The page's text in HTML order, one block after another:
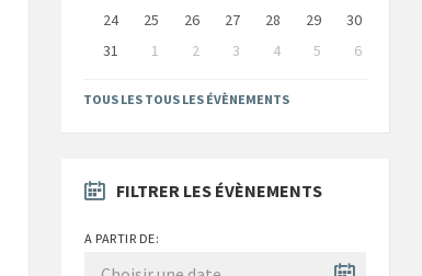
24
25 26 27 28 29
30
31
1 2 3 4 5
6
to
calendar
TOUS LES TOUS LES ÉVÈNEMENTS
FILTRER LES ÉVÈNEMENTS
A PARTIR DE: